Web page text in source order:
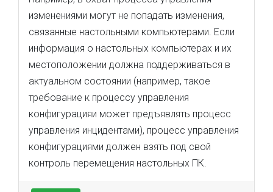
изменениями могут не попадать изменения,
связанные настольными компьютерами. Если
информация о настольных компьютерах и их
местоположении должна поддерживаться в
актуальном состоянии (например, такое
требование к процессу управления
конфигурацияи может предъявлять процесс
управления инцидентами), процесс управления
конфигурациями должен взять под свой
контроль перемещения настольных ПК.